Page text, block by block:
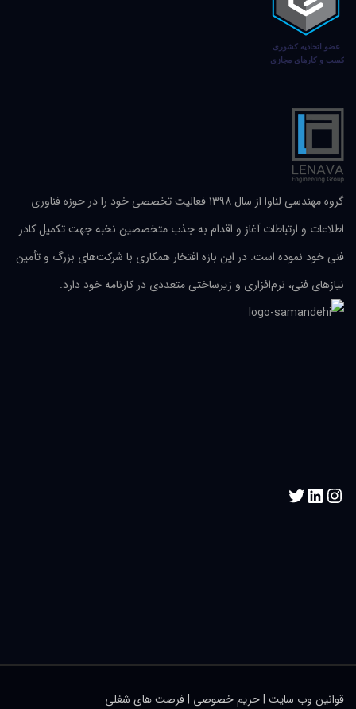
گروه مهندسی لناوا از سال ۱۳۹۸ فعالیت تخصصی خود را در حوزه فناوری
اطلاعات و ارتباطات آغاز و اقدام به جذب متخصصین نخبه جهت تکمیل کادر
فنی خود نموده است. در این بازه افتخار همکاری با شرکت‌های بزرگ و تأمین
نیازهای فنی، نرم‌افزاری و زیرساختی متعددی در کارنامه خود دارد.
قوانین وب سایت |حریم خصوصی |فرصت های شغلی